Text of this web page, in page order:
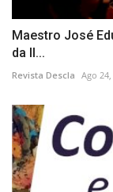
Maestro José
da II...
Revista Descla Ago